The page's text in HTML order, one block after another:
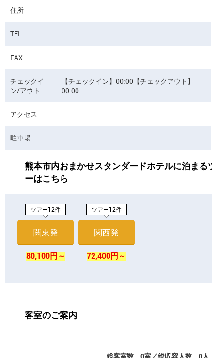
住所
TEL
FAX
チェックイ
ン/アウト
【チェックイン】00:00【チェックアウト】
00:00
アクセス
駐車場
熊本市内おまかせスタンダードホテルに泊まる
ーはこちら
ツアー12件
関東発
80,100円～
ツアー12件
関西発
72,400円～
客室のご案内
総客室数 0室／総収容人数 0人